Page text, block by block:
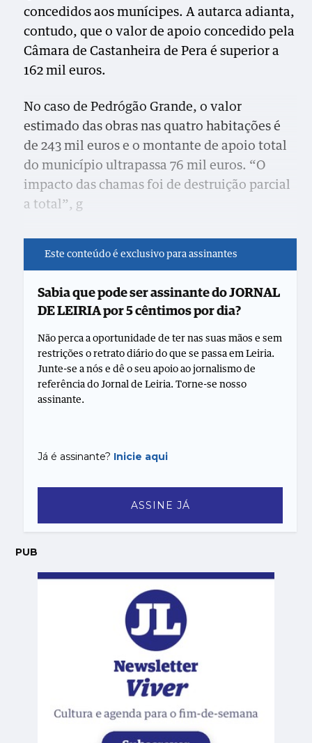
concedidos aos munícipes. A autarca adianta,
contudo, que o valor de apoio concedido pela
Câmara de Castanheira de Pera é superior a
162 mil euros.
No caso de Pedrógão Grande, o valor
estimado das obras nas quatro habitações é
de 243 mil euros e o montante de apoio total
do município ultrapassa 76 mil euros. “O
impacto das chamas foi de destruição parcial
a total”, g
Este conteúdo é exclusivo para assinantes
Sabia que pode ser assinante do JORNAL
DE LEIRIA por 5 cêntimos por dia?
Não perca a oportunidade de ter nas suas mãos e sem
restrições o retrato diário do que se passa em Leiria.
Junte-se a nós e dê o seu apoio ao jornalismo de
referência do Jornal de Leiria. Torne-se nosso
assinante.
Já é assinante? Inicie aqui
ASSINE JÁ
PUB